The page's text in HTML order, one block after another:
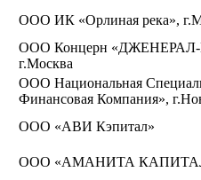
ООО ИК «Орлиная река»,
ООО Концерн
г.Москва
ООО Национальная
Финансовая Компания»,
ООО «АВИ Кэпитал»
ООО «АМАНИТА